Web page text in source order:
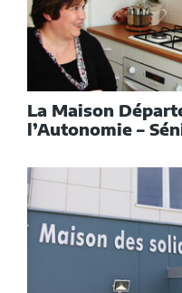
La Maison
l’Autonomie –